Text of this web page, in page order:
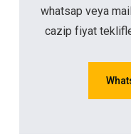
whatsap veya
cazip fiyat